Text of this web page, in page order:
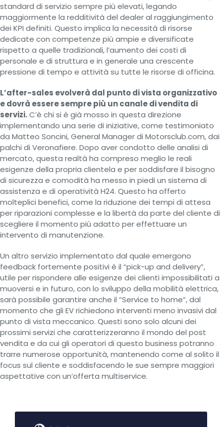
standard di servizio sempre più elevati, legando
maggiormente la redditività del dealer al raggiungimento
dei KPI definiti. Questo implica la necessità di risorse
dedicate con competenze più ampie e diversificate
rispetto a quelle tradizionali, l’aumento dei costi di
personale e di struttura e in generale una crescente
pressione di tempo e attività su tutte le risorse di officina.
L’after-sales evolverà dal punto di vista organizzativo
e dovrà essere sempre più un canale di vendita di
servizi.C’è chi si è già mosso in questa direzione
implementando una serie di iniziative, come testimoniato
da Matteo Soncini, General Manager di Motorsclub.com, dai
palchi di Veronafiere. Dopo aver condotto delle analisi di
mercato, questa realtà ha compreso meglio le reali
esigenze della propria clientela e per soddisfare il bisogno
di sicurezza e comodità ha messo in piedi un sistema di
assistenza e di operatività H24. Questo ha offerto
molteplici benefici, come la riduzione dei tempi di attesa
per riparazioni complesse e la libertà da parte del cliente di
scegliere il momento più adatto per effettuare un
intervento di manutenzione.
Un altro servizio implementato dal quale emergono
feedback fortemente positivi è il “pick-up and delivery”,
utile per rispondere alle esigenze dei clienti impossibilitati a
muoversi e in futuro, con lo sviluppo della mobilità elettrica,
sarà possibile garantire anche il “Service to home”, dal
momento che gli EV richiedono interventi meno invasivi dal
punto di vista meccanico. Questi sono solo alcuni dei
prossimi servizi che caratterizzeranno il mondo del post
vendita e da cui gli operatori di questo business potranno
trarre numerose opportunità, mantenendo come al solito il
focus sul cliente e soddisfacendo le sue sempre maggiori
aspettative con un’offerta multiservice.